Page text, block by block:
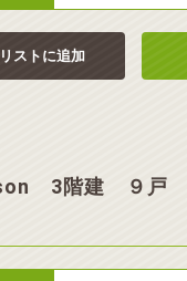
ストに追加
3階建 ９戸